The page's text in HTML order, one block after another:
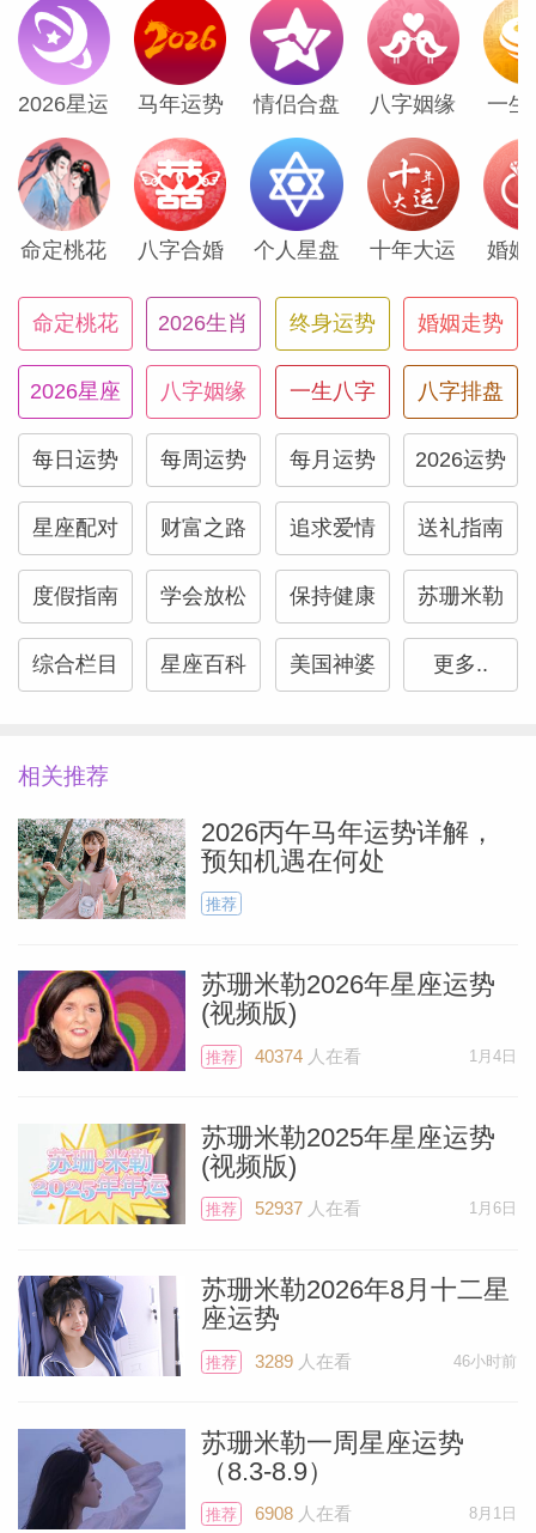
2026星运 马年运势 情侣合盘 八字姻缘 一生
命定桃花 八字合婚 个人星盘 十年大运 婚姻
命定桃花 2026生肖 终身运势 婚姻走势
2026星座 八字姻缘 一生八字 八字排盘
每日运势 每周运势 每月运势 2026运势
星座配对 财富之路 追求爱情 送礼指南
度假指南 学会放松 保持健康 苏珊米勒
综合栏目 星座百科 美国神婆 更多..
相关推荐
2026丙午马年运势详解，
预知机遇在何处
推荐
苏珊米勒2026年星座运势
(视频版)
推荐 40374人在看 1月4日
苏珊米勒2025年星座运势
(视频版)
推荐 52937人在看 1月6日
苏珊米勒2026年8月十二星
座运势
推荐 3289人在看 46小时前
苏珊米勒一周星座运势
（8.3-8.9）
推荐 6908人在看 8月1日